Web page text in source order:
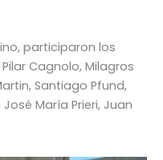
participaron los
Cagnolo, Milagros
Santiago Pfund,
María Prieri, Juan